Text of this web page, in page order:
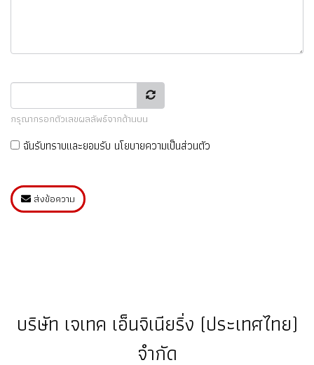
กรุณากรอกตัวเลขผลลัพธ์จากด้านบน
ฉันรับทราบและยอมรับ นโยบายความเป็นส่วนตัว
ส่งข้อความ
บริษัท เจเทค เอ็นจิเนียริ่ง (ประเทศไทย)
จำกัด